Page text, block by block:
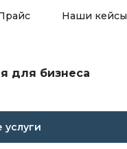
Наши кейсы
для бизнеса